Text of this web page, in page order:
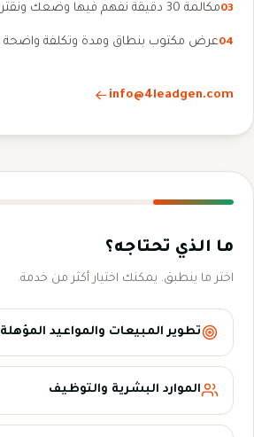
03مكالمة 30 دقيقة نفهم فيها وضعك ونقترح المسار
04عرض مكتوب بنطاق ومدة وتكلفة واضحة
info@4leadgen.com
Company fax
ما الذي تحتاجه؟
اختر ما ينطبق. يمكنك اختيار أكثر من خدمة.
تطوير المبيعات والمواعيد المؤهلة
الموارد البشرية والتوظيف